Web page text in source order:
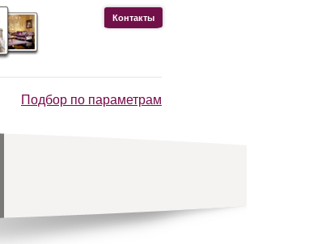
Подбор по параметрам
Контакты